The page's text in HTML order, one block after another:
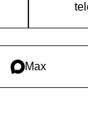
Max